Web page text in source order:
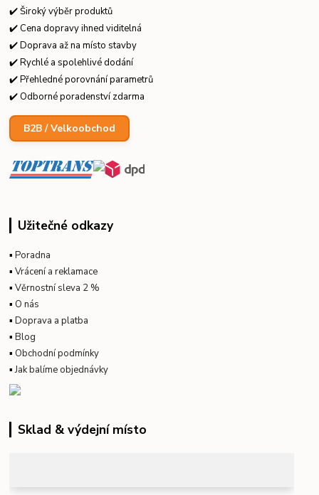
✔️ Široký výběr produktů
✔️ Cena dopravy ihned viditelná
✔️ Doprava až na místo stavby
✔️ Rychlé a spolehlivé dodání
✔️ Přehledné porovnání parametrů
✔️ Odborné poradenství zdarma
B2B / Velkoobchod
Užitečné odkazy
▪Poradna
▪Vrácení a reklamace
▪Věrnostní sleva 2 %
▪ O nás
▪Doprava a platba
▪Blog
▪ Obchodní podmínky
▪Jak balíme objednávky
Sklad & výdejní místo